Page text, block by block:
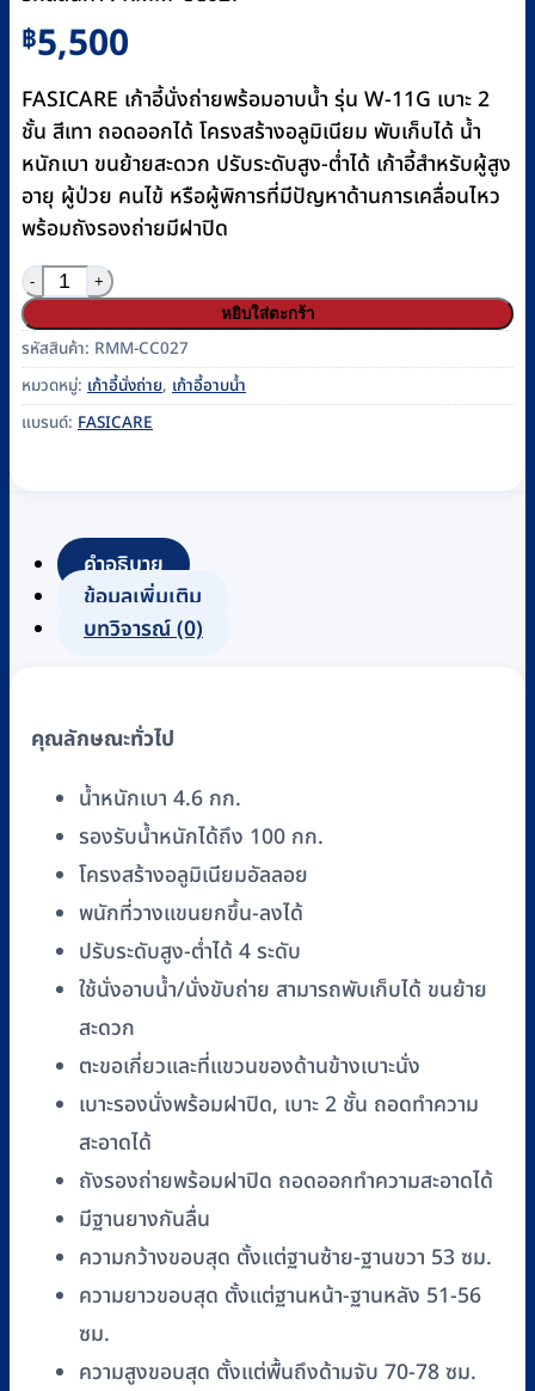
฿5,500
FASICARE เก้าอี้นั่งถ่ายพร้อมอาบน้ำ รุ่น W-11G เบาะ 2
ชั้น สีเทา ถอดออกได้ โครงสร้างอลูมิเนียม พับเก็บได้ น้ำ
หนักเบา ขนย้ายสะดวก ปรับระดับสูง-ต่ำได้ เก้าอี้สำหรับผู้สูง
อายุ ผู้ป่วย คนไข้ หรือผู้พิการที่มีปัญหาด้านการเคลื่อนไหว
พร้อมถังรองถ่ายมีฝาปิด
จำนวน เก้าอี้นั่งถ่ายอลูมิเนียม พร้อมถังรองถ่าย พับเก็บได้
หยิบใส่ตะกร้า
รหัสสินค้า: RMM-CC027
หมวดหมู่: เก้าอี้นั่งถ่าย, เก้าอี้อาบน้ำ
แบรนด์: FASICARE
คำอธิบาย
ข้อมูลเพิ่มเติม
บทวิจารณ์ (0)
คุณลักษณะทั่วไป
น้ำหนักเบา 4.6 กก.
รองรับน้ำหนักได้ถึง 100 กก.
โครงสร้างอลูมิเนียมอัลลอย
พนักที่วางแขนยกขึ้น-ลงได้
ปรับระดับสูง-ต่ำได้ 4 ระดับ
ใช้นั่งอาบน้ำ/นั่งขับถ่าย สามารถพับเก็บได้ ขนย้าย
สะดวก
ตะขอเกี่ยวและที่แขวนของด้านข้างเบาะนั่ง
เบาะรองนั่งพร้อมฝาปิด, เบาะ 2 ชั้น ถอดทำความ
สะอาดได้
ถังรองถ่ายพร้อมฝาปิด ถอดออกทำความสะอาดได้
มีฐานยางกันลื่น
ความกว้างขอบสุด ตั้งแต่ฐานซ้าย-ฐานขวา 53 ซม.
ความยาวขอบสุด ตั้งแต่ฐานหน้า-ฐานหลัง 51-56
ซม.
ความสูงขอบสุด ตั้งแต่พื้นถึงด้ามจับ 70-78 ซม.